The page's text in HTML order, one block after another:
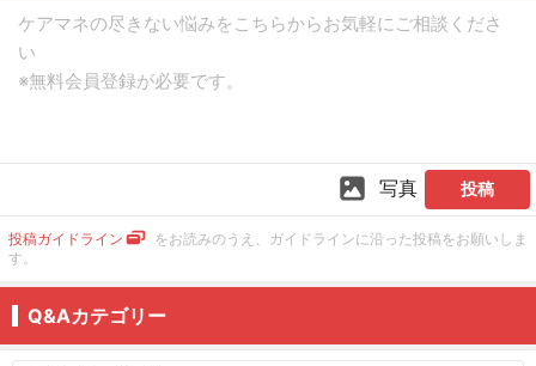
写真 投稿
投稿ガイドライン
をお読みのうえ、ガイドラインに沿った投稿をお願いしま
す。
Q&Aカテゴリー